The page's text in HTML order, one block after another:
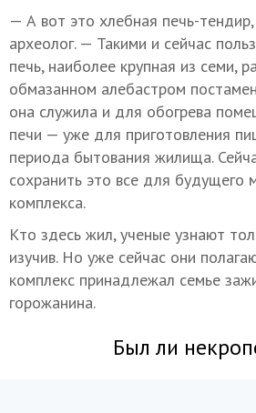
— А вот это хлебная печь-
археолог. — Такими и сейчас
печь, наиболее крупная из семи,
обмазанном алебастром
она служила и для обогрева
печи — уже для приготовления
периода бытования жилища.
сохранить это все для будущего
комплекса.
Кто здесь жил, ученые узнают
изучив. Но уже сейчас они
комплекс принадлежал семье
горожанина.
Был ли